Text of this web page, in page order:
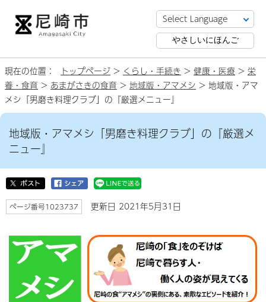
やさしいにほんご
現在の位置： トップページ > くらし・手続き > 健康・医療 > 栄
養・食育 > あまがさきの食育 > 地域版・アマメシ > 地域版・アマ
メシ「男磨き料理クラブ」の『厳選メニュー』
地域版・アマメシ「男磨き料理クラブ」の『厳選メ
ニュー』
ページ番号1023737 更新日 2021年5月31日